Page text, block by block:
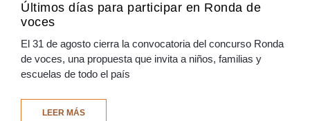
Últimos días para participar en Ronda de
voces
El 31 de agosto cierra la convocatoria del concurso Ronda
de voces, una propuesta que invita a niños, familias y
escuelas de todo el país
LEER MÁS